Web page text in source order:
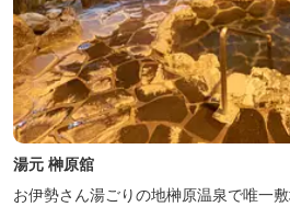
湯元 榊原舘
お伊勢さん湯ごりの地榊原温泉で唯一